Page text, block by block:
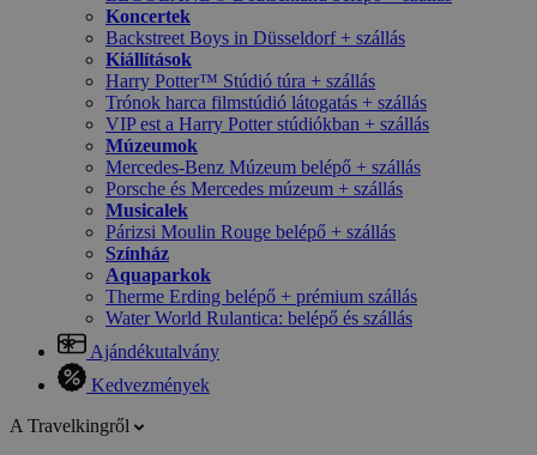
Koncertek
Backstreet Boys in Düsseldorf + szállás
Kiállítások
Harry Potter™ Stúdió túra + szállás
Trónok harca filmstúdió látogatás + szállás
VIP est a Harry Potter stúdiókban + szállás
Múzeumok
Mercedes-Benz Múzeum belépő + szállás
Porsche és Mercedes múzeum + szállás
Musicalek
Párizsi Moulin Rouge belépő + szállás
Színház
Aquaparkok
Therme Erding belépő + prémium szállás
Water World Rulantica: belépő és szállás
Ajándékutalvány
Kedvezmények
A Travelkingről